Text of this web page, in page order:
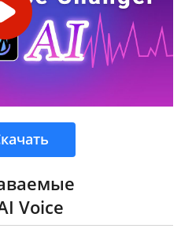
Voice